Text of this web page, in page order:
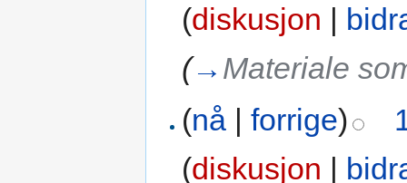
(diskusjon |
(→ Materiale
(nå |forrige)
(diskusjon